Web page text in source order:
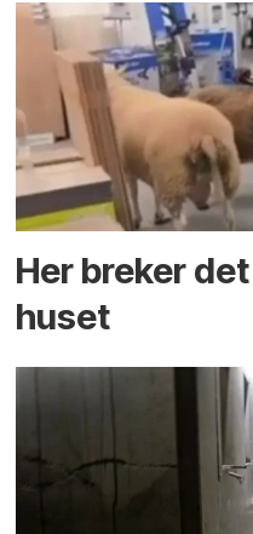
Her breker
huset